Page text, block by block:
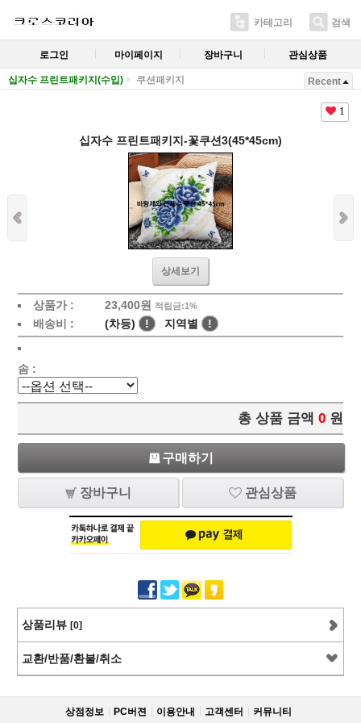
카테고리 검색
로그인 마이페이지 장바구니 관심상품
십자수 프린트패키지(수입) 쿠션패키지 Recent
1
십자수 프린트패키지-꽃쿠션3(45*45cm)
상세보기
상품가 : 23,400원 적립금:1%
배송비 : (차등) ! 지역별 !
솜 :
총 상품 금액 0 원
구매하기
장바구니 관심상품
상품리뷰 [0]
교환/반품/환불/취소
상점정보 PC버젼 이용안내 고객센터 커뮤니티